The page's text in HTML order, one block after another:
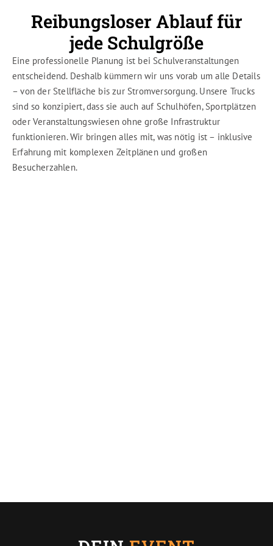
Reibungsloser Ablauf für
jede Schulgröße
Eine professionelle Planung ist bei Schulveranstaltungen
entscheidend. Deshalb kümmern wir uns vorab um alle Details
– von der Stellfläche bis zur Stromversorgung. Unsere Trucks
sind so konzipiert, dass sie auch auf Schulhöfen, Sportplätzen
oder Veranstaltungswiesen ohne große Infrastruktur
funktionieren. Wir bringen alles mit, was nötig ist – inklusive
Erfahrung mit komplexen Zeitplänen und großen
Besucherzahlen.